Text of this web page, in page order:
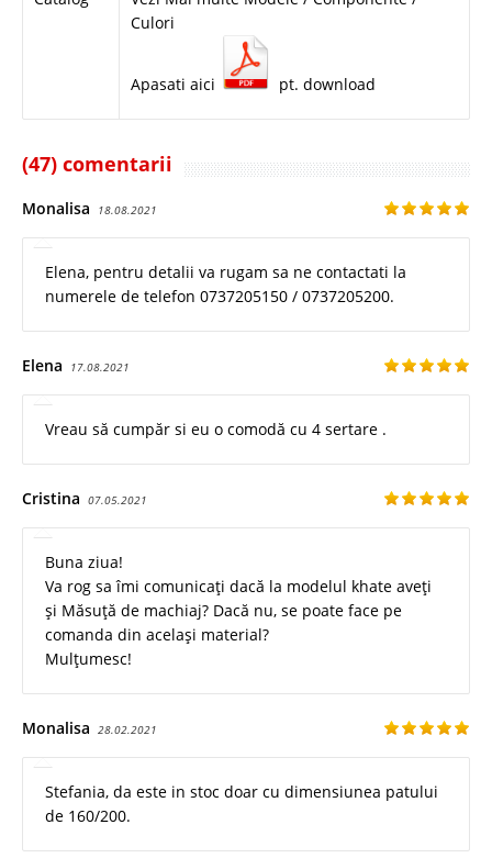
Culori
Apasati aici pt. download
(47) comentarii
Monalisa 18.08.2021
Elena, pentru detalii va rugam sa ne contactati la
numerele de telefon 0737205150 / 0737205200.
Elena 17.08.2021
Vreau să cumpăr si eu o comodă cu 4 sertare .
Cristina 07.05.2021
Buna ziua!
Va rog sa îmi comunicați dacă la modelul khate aveți
și Măsuță de machiaj? Dacă nu, se poate face pe
comanda din același material?
Mulțumesc!
Monalisa 28.02.2021
Stefania, da este in stoc doar cu dimensiunea patului
de 160/200.